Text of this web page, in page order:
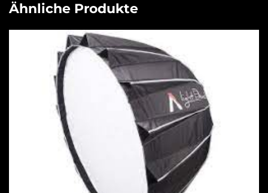
Ähnliche Produkte